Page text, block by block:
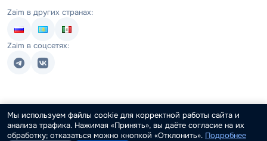
Zaim в других странах:
Zaim в соцсетях:
Мы используем файлы cookie для корректной работы сайта и
анализа трафика. Нажимая «Принять», вы даёте согласие на их
обработку; отказаться можно кнопкой «Отклонить». Подробнее